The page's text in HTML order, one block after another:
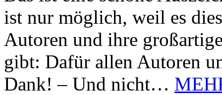
ist nur möglich, weil es
Autoren und ihre
gibt: Dafür allen Autoren
Dank! – Und nicht…